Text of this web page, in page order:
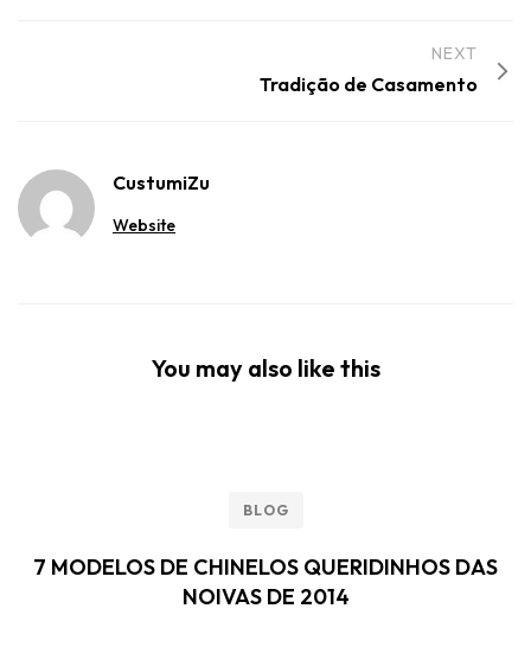
NEXT
Tradição de Casamento
CustumiZu
Website
You may also like this
BLOG
7 MODELOS DE CHINELOS QUERIDINHOS DAS
NOIVAS DE 2014